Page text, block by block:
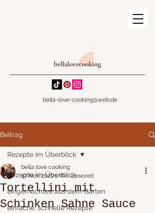
bellalovecooking
bella-love-cooking@web.de
Beitrag
Rezepte im Überblick
eingemachtes aus dem Garten
einfache, schnelle Rezepte
Rezepte im Überblick
Tortellini mit
Schinken Sahne Sauce
bella love cooking
17. Nov. 20201 Min. Lesezeit